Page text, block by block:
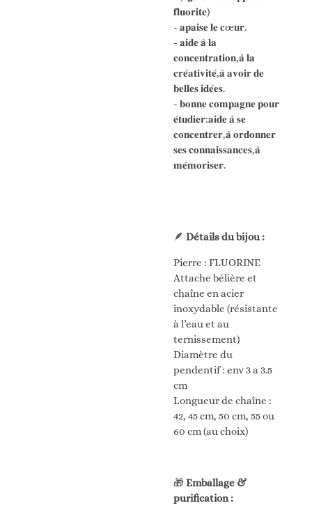
𝐟𝐥𝐮𝐨𝐫𝐢𝐭𝐞)
- 𝐚𝐩𝐚𝐢𝐬𝐞 𝐥𝐞 𝐜œ𝐮𝐫.
- 𝐚𝐢𝐝𝐞 𝐚̀ 𝐥𝐚
𝐜𝐨𝐧𝐜𝐞𝐧𝐭𝐫𝐚𝐭𝐢𝐨𝐧,𝐚̀ 𝐥𝐚
𝐜𝐫𝐞́𝐚𝐭𝐢𝐯𝐢𝐭𝐞́,𝐚̀ 𝐚𝐯𝐨𝐢𝐫 𝐝𝐞
𝐛𝐞𝐥𝐥𝐞𝐬 𝐢𝐝𝐞́𝐞𝐬.
- 𝐛𝐨𝐧𝐧𝐞 𝐜𝐨𝐦𝐩𝐚𝐠𝐧𝐞 𝐩𝐨𝐮𝐫
𝐞́𝐭𝐮𝐝𝐢𝐞𝐫:𝐚𝐢𝐝𝐞 𝐚̀ 𝐬𝐞
𝐜𝐨𝐧𝐜𝐞𝐧𝐭𝐫𝐞𝐫,𝐚̀ 𝐨𝐫𝐝𝐨𝐧𝐧𝐞𝐫
𝐬𝐞𝐬 𝐜𝐨𝐧𝐧𝐚𝐢𝐬𝐬𝐚𝐧𝐜𝐞𝐬,𝐚̀
𝐦𝐞́𝐦𝐨𝐫𝐢𝐬𝐞𝐫.
🪶 Détails du bijou :
Pierre : FLUORINE
Attache bélière et
chaîne en acier
inoxydable (résistante
à l’eau et au
ternissement)
Diamètre du
pendentif : env 3 a 3.5
cm
Longueur de chaîne :
42, 45 cm, 50 cm, 55 ou
60 cm (au choix)
🎁 Emballage &
purification :